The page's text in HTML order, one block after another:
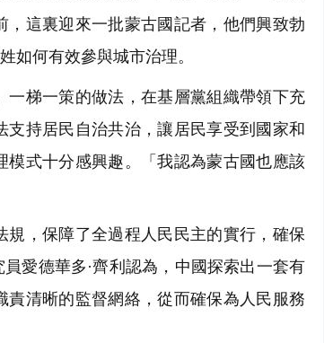
這裏迎來一批蒙古國記者，他們興致勃
如何有效參與城市治理。
梯一策的做法，在基層黨組織帶領下充
持居民自治共治，讓居民享受到國家和
式十分感興趣。「我認為蒙古國也應該
，保障了全過程人民民主的實行，確保
愛德華多·齊利認為，中國探索出一套有
清晰的監督網絡，從而確保為人民服務